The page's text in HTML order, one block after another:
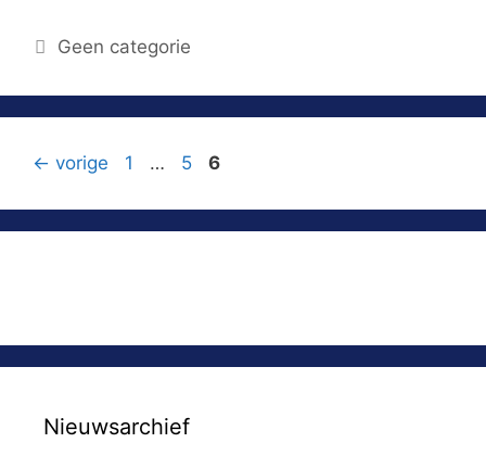
Geen categorie
← vorige 1 … 5 6
Nieuwsarchief